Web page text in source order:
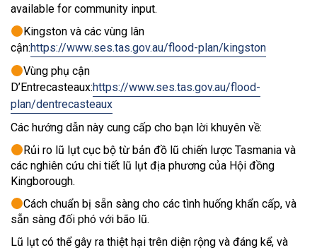
available for community input.
Kingston và các vùng lân
cận:https://www.ses.tas.gov.au/flood-plan/kingston
Vùng phụ cận
D’Entrecasteaux:https://www.ses.tas.gov.au/flood-
plan/dentrecasteaux
Các hướng dẫn này cung cấp cho bạn lời khuyên về:
Rủi ro lũ lụt cục bộ từ bản đồ lũ chiến lược Tasmania và
các nghiên cứu chi tiết lũ lụt địa phương của Hội đồng
Kingborough.
Cách chuẩn bị sẵn sàng cho các tình huống khẩn cấp, và
sẵn sàng đối phó với bão lũ.
Lũ lụt có thể gây ra thiệt hại trên diện rộng và đáng kể, và